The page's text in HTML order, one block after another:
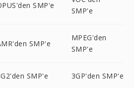
SMP'e
SMP'e
SMP'e
MPEG'den
SMP'e
SMP'e 3GP'den SMP'e